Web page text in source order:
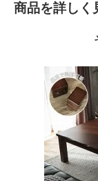
商品を詳しく